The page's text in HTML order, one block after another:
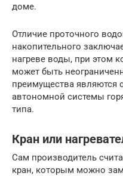
доме.
Отличие проточного
накопительного
нагреве воды, при этом
может быть
преимущества
автономной системы
типа.
Кран или
Сам производитель
кран, которым можно